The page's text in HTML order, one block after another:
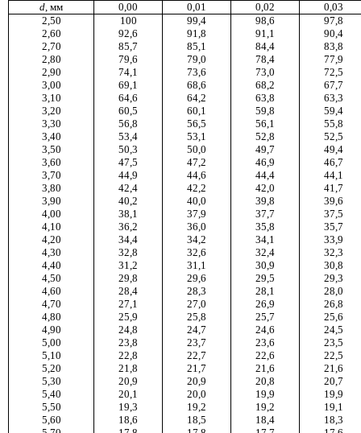
d, мм 0,00 0,01 0,02
0,03
2,50
100 99,4 98,6
97,8
2,60
92,6 91,8 91,1
90,4
2,70
85,7 85,1 84,4
83,8
2,80
79,6 79,0 78,4
77,9
2,90
74,1 73,6 73,0
72,5
3,00
69,1 68,6 68,2
67,7
3,10
64,6 64,2 63,8
63,3
3,20
60,5 60,1 59,8
59,4
3,30
56,8 56,5 56,1
55,8
3,40
53,4 53,1 52,8
52,5
3,50
50,3 50,0 49,7
49,4
3,60
47,5 47,2 46,9
46,7
3,70
44,9 44,6 44,4
44,1
3,80
42,4 42,2 42,0
41,7
3,90
40,2 40,0 39,8
39,6
4,00
38,1 37,9 37,7
37,5
4,10
36,2 36,0 35,8
35,7
4,20
34,4 34,2 34,1
33,9
4,30
32,8 32,6 32,4
32,3
4,40
31,2 31,1 30,9
30,8
4,50
29,8 29,6 29,5
29,3
4,60
28,4 28,3 28,1
28,0
4,70
27,1 27,0 26,9
26,8
4,80
25,9 25,8 25,7
25,6
4,90
24,8 24,7 24,6
24,5
5,00
23,8 23,7 23,6
23,5
5,10
22,8 22,7 22,6
22,5
5,20
21,8 21,7 21,6
21,6
5,30
20,9 20,9 20,8
20,7
5,40
20,1 20,0 19,9
19,9
5,50
19,3 19,2 19,2
19,1
5,60
18,6 18,5 18,4
18,3